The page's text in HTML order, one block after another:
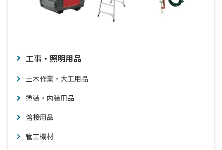
工事・照明用品
土木作業・大工用品
塗装・内装用品
溶接用品
管工機材